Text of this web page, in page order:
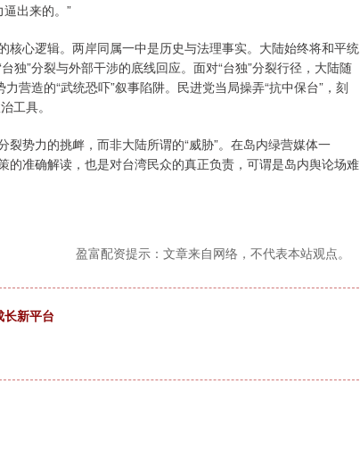
出来的。”
核心逻辑。两岸同属一中是历史与法理事实。大陆始终将和平统
独”分裂与外部干涉的底线回应。面对“台独”分裂行径，大陆随
营造的“武统恐吓”叙事陷阱。民进党当局操弄“抗中保台”，刻
工具。
势力的挑衅，而非大陆所谓的“威胁”。在岛内绿营媒体一
的准确解读，也是对台湾民众的真正负责，可谓是岛内舆论场难
盈富配资提示：文章来自网络，不代表本站观点。
新平台